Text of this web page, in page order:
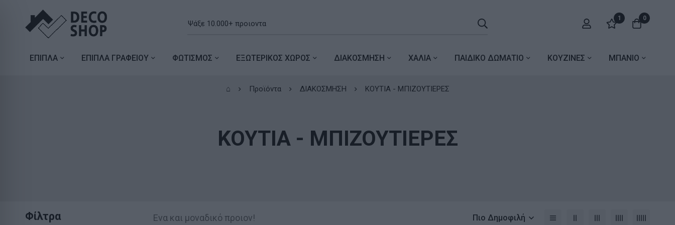
1 0
ΕΠΙΠΛΑ ΕΠΙΠΛΑ ΓΡΑΦΕΙΟΥ ΦΩΤΙΣΜΟΣ ΕΞΩΤΕΡΙΚΟΣ ΧΩΡΟΣ ΔΙΑΚΟΣΜΗΣΗ ΧΑΛΙΑ ΠΑΙΔΙΚΟ ΔΩΜΑΤΙΟ ΚΟΥΖΙΝΕΣ ΜΠΑΝΙΟ
⌂ Προϊόντα ΔΙΑΚΟΣΜΗΣΗ ΚΟΥΤΙΑ - ΜΠΙΖΟΥΤΙΕΡΕΣ
ΚΟΥΤΙΑ - ΜΠΙΖΟΥΤΙΕΡΕΣ
Φίλτρα Ενα και μοναδικό προιον! Πιο Δημοφιλή